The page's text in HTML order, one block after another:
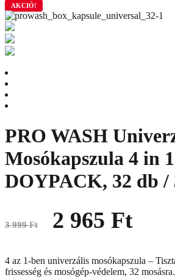
AKCIÓ!
PRO WASH
Mosókapszula 4 in
DOYPACK, 32 db /
3 999Ft
Original
price
999 Ft.
2 965 Ft
965 Ft.
4 az 1-ben univerzális mosókapszula –
frissesség és mosógép-védelem, 32 mosásra.